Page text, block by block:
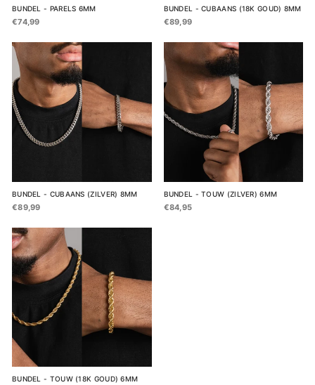
BUNDEL - PARELS 6MM
€74,99
BUNDEL - CUBAANS (18K GOUD) 8MM
€89,99
BUNDEL - CUBAANS (ZILVER) 8MM
€89,99
BUNDEL - TOUW (ZILVER) 6MM
€84,95
BUNDEL - TOUW (18K GOUD) 6MM